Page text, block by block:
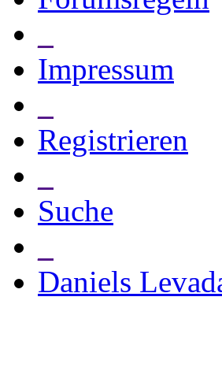
Impressum
Registrieren
Suche
Daniels